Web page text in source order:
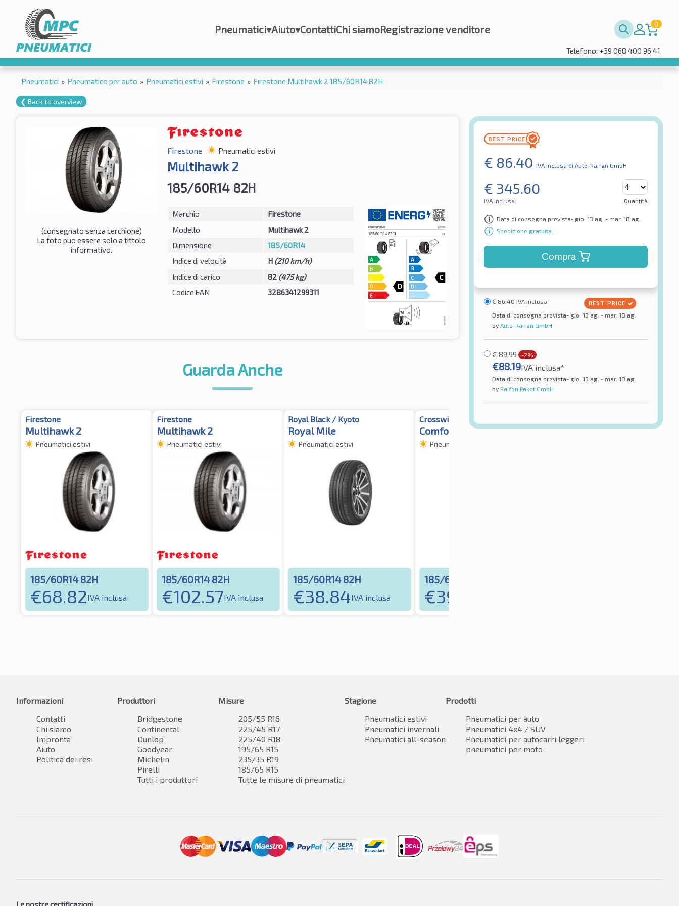
Pneumatici▾Aiuto▾ContattiChi siamoRegistrazione venditore 0
Telefono: +39 068 400 96 41
Pneumatici » Pneumatico per auto » Pneumatici estivi » Firestone » Firestone Multihawk 2 185/60R14 82H
❮ Back to overview
(consegnato senza cerchione)
La foto puo essere solo a tittolo
informativo.
Firestone Pneumatici estivi
Multihawk 2
185/60R14 82H
Marchio
Firestone
Modello
Multihawk 2
Dimensione
185/60R14
Indice di velocità
H (210 km/h)
Indice di carico
82 (475 kg)
Codice EAN
3286341299311
€ 86.40 IVA inclusa di Auto-Raifen GmbH
€ 345.60
IVA inclusa Quantità
Data di consegna prevista- gio. 13 ag. - mar. 18 ag.
Spedizione gratuita
Compra
€ 86.40 IVA inclusa
Data di consegna prevista- gio. 13 ag. - mar. 18 ag.
by Auto-Raifen GmbH
€ 89.99 -2%
€88.19IVA inclusa*
Data di consegna prevista- gio. 13 ag. - mar. 18 ag.
by Raifen Paket GmbH
Guarda Anche
Firestone
Multihawk 2
Pneumatici estivi
185/60R14 82H
€68.82IVA inclusa
Firestone
Multihawk 2
Pneumatici estivi
185/60R14 82H
€102.57IVA inclusa
Royal Black / Kyoto
Royal Mile
Pneumatici estivi
185/60R14 82H
€38.84IVA inclusa
Crosswind
Comfort Peak
Pneumatici estivi
185/60R14 82H
€39.76
FM 601
Informazioni
Contatti
Chi siamo
Impronta
Aiuto
Politica dei resi
Produttori
Bridgestone
Continental
Dunlop
Goodyear
Michelin
Pirelli
Tutti i produttori
Misure
205/55 R16
225/45 R17
225/40 R18
195/65 R15
235/35 R19
185/65 R15
Tutte le misure di pneumatici
Stagione
Pneumatici estivi
Pneumatici invernali
Pneumatici all-season
Prodotti
Pneumatici per auto
Pneumatici 4x4 / SUV
Pneumatici per autocarri leggeri
pneumatici per moto